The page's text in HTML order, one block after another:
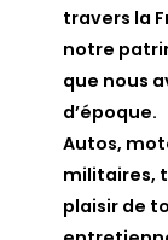
travers la
notre
que nous
d’époque.
Autos,
militaires,
plaisir de